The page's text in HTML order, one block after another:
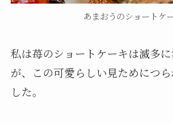
あまおうのショートケ
私は苺のショートケーキは滅多
が、この可愛らしい見ためにつ
した。